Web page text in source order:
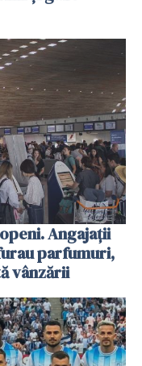
Angajații
parfumuri,
vânzării